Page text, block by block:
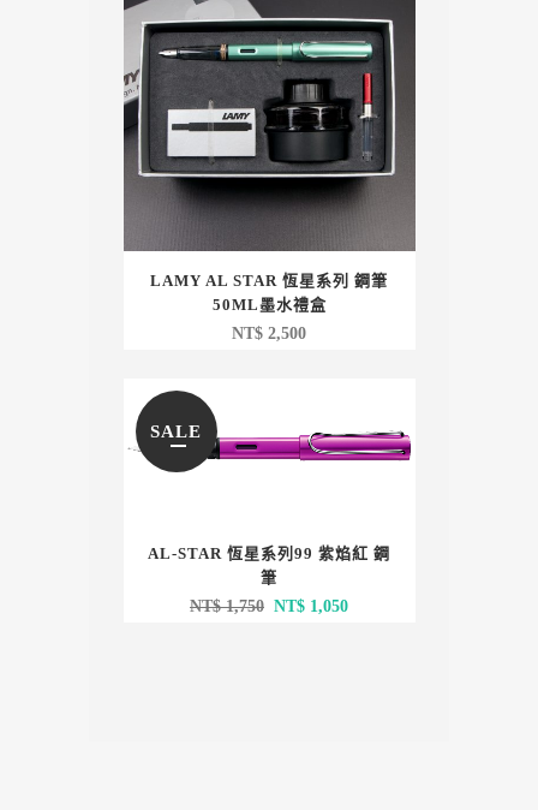
LAMY AL STAR 恆星系列 鋼筆
50ML墨水禮盒
NT$ 2,500
SALE
AL-STAR 恆星系列99 紫焰紅 鋼
筆
NT$1,750 原
NT$ 1,050目